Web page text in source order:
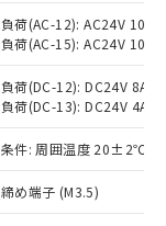
荷(AC-12): AC24V 10A/
荷(AC-15): AC24V
荷(DC-12): DC24V 8A/
荷(DC-13): DC24V 4A/
条件: 周囲温度 20±2℃、
め端子 (M3.5)
質）の
商品で